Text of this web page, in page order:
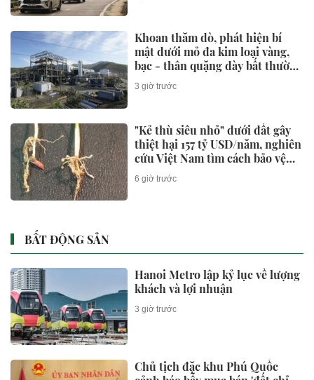
Khoan thăm dò, phát hiện bí
mật dưới mỏ đa kim loại vàng,
bạc - thân quặng dày bất thường
hé lộ dư địa khai thác lớn
3 giờ trước
"Kẻ thù siêu nhỏ" dưới đất gây
thiệt hại 157 tỷ USD/năm, nghiên
cứu Việt Nam tìm cách bảo vệ
cây lúa
6 giờ trước
BẤT ĐỘNG SẢN
Hanoi Metro lập kỷ lục về lượng
khách và lợi nhuận
3 giờ trước
Chủ tịch đặc khu Phú Quốc